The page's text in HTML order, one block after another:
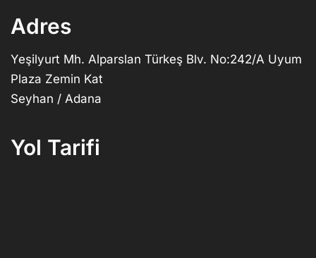
Adres
Yeşilyurt Mh. Alparslan Türkeş Blv. No:242/A Uyum
Plaza Zemin Kat
Seyhan / Adana
Yol Tarifi